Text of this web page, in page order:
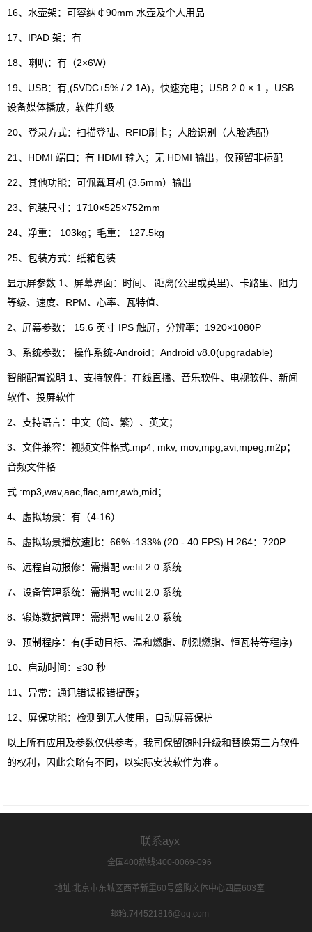
16、水壶架：可容纳￠90mm 水壶及个人用品
17、IPAD 架：有
18、喇叭：有（2×6W）
19、USB：有,(5VDC±5% / 2.1A)，快速充电；USB 2.0 × 1 ，USB
设备媒体播放，软件升级
20、登录方式：扫描登陆、RFID刷卡；人脸识别（人脸选配）
21、HDMI 端口：有 HDMI 输入；无 HDMI 输出，仅预留非标配
22、其他功能：可佩戴耳机 (3.5mm）输出
23、包装尺寸：1710×525×752mm
24、净重： 103kg；毛重： 127.5kg
25、包装方式：纸箱包装
显示屏参数 1、屏幕界面：时间、 距离(公里或英里)、卡路里、阻力
等级、速度、RPM、心率、瓦特值、
2、屏幕参数： 15.6 英寸 IPS 触屏，分辨率：1920×1080P
3、系统参数： 操作系统-Android：Android v8.0(upgradable)
智能配置说明 1、支持软件：在线直播、音乐软件、电视软件、新闻
软件、投屏软件
2、支持语言：中文（简、繁）、英文；
3、文件兼容：视频文件格式:mp4, mkv, mov,mpg,avi,mpeg,m2p；
音频文件格
式 :mp3,wav,aac,flac,amr,awb,mid；
4、虚拟场景：有（4-16）
5、虚拟场景播放速比：66% -133% (20 - 40 FPS) H.264：720P
6、远程自动报修：需搭配 wefit 2.0 系统
7、设备管理系统：需搭配 wefit 2.0 系统
8、锻炼数据管理：需搭配 wefit 2.0 系统
9、预制程序：有(手动目标、温和燃脂、剧烈燃脂、恒瓦特等程序)
10、启动时间：≤30 秒
11、异常：通讯错误报错提醒；
12、屏保功能：检测到无人使用，自动屏幕保护
以上所有应用及参数仅供参考，我司保留随时升级和替换第三方软件
的权利，因此会略有不同，以实际安装软件为准 。
联系ayx
全国400热线:400-0069-096
地址:北京市东城区西革新里60号盛购文体中心四层603室
邮箱:744521816@qq.com